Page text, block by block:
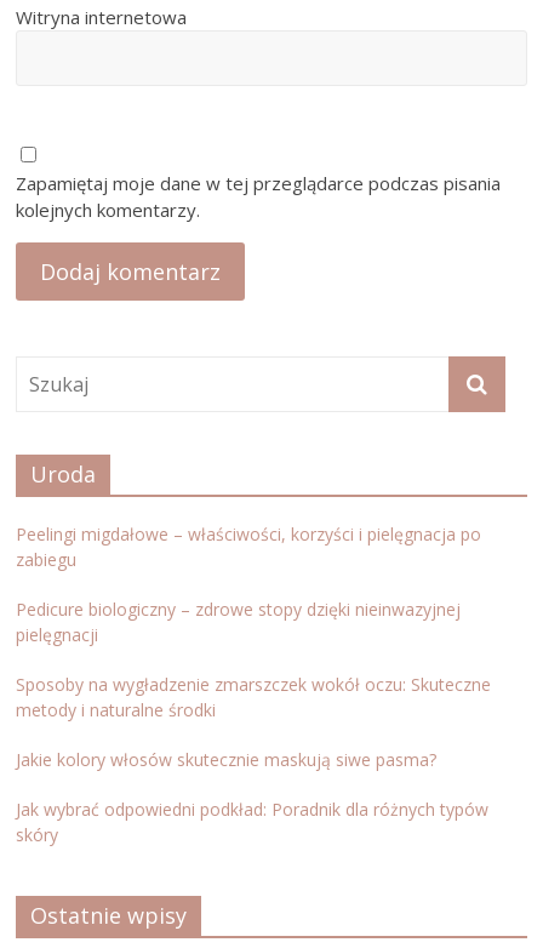
Witryna internetowa
Zapamiętaj moje dane w tej przeglądarce podczas pisania
kolejnych komentarzy.
Uroda
Peelingi migdałowe – właściwości, korzyści i pielęgnacja po
zabiegu
Pedicure biologiczny – zdrowe stopy dzięki nieinwazyjnej
pielęgnacji
Sposoby na wygładzenie zmarszczek wokół oczu: Skuteczne
metody i naturalne środki
Jakie kolory włosów skutecznie maskują siwe pasma?
Jak wybrać odpowiedni podkład: Poradnik dla różnych typów
skóry
Ostatnie wpisy